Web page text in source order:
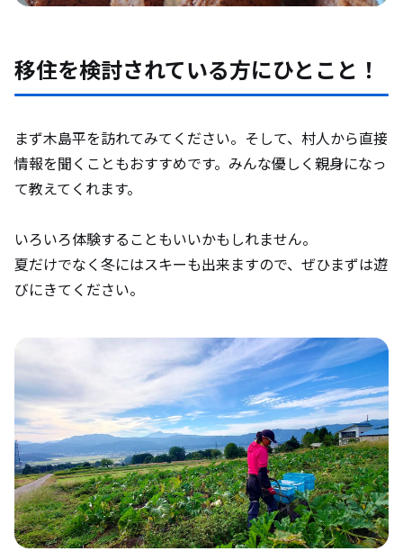
移住を検討されている方にひとこと！
まず木島平を訪れてみてください。そして、村人から直接
情報を聞くこともおすすめです。みんな優しく親身になっ
て教えてくれます。
いろいろ体験することもいいかもしれません。
夏だけでなく冬にはスキーも出来ますので、ぜひまずは遊
びにきてください。